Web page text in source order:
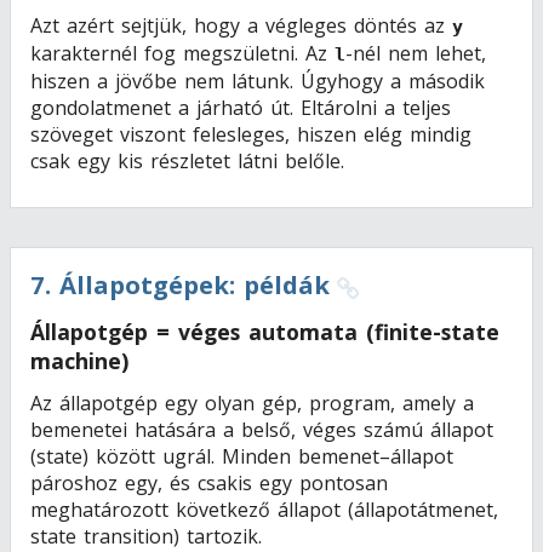
Azt azért sejtjük, hogy a végleges döntés az y
karakternél fog megszületni. Az l-nél nem lehet,
hiszen a jövőbe nem látunk. Úgyhogy a második
gondolatmenet a járható út. Eltárolni a teljes
szöveget viszont felesleges, hiszen elég mindig
csak egy kis részletet látni belőle.
7. Állapotgépek: példák
Állapotgép = véges automata (finite-state
machine)
Az állapotgép egy olyan gép, program, amely a
bemenetei hatására a belső, véges számú állapot
(state) között ugrál. Minden bemenet–állapot
pároshoz egy, és csakis egy pontosan
meghatározott következő állapot (állapotátmenet,
state transition) tartozik.